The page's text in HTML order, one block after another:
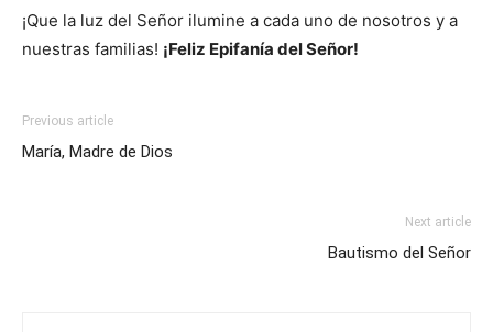
¡Que la luz del Señor ilumine a cada uno de nosotros y a
nuestras familias! ¡Feliz Epifanía del Señor!
Previous article
María, Madre de Dios
Next article
Bautismo del Señor